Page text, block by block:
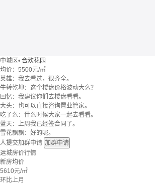
中城区• 合欢花园
均价： 5500元/㎡
英雄：我去看过，很齐全。
牛转乾坤：这个楼盘价格波动大么？
回忆：我建议你们去楼盘看看。
大头：也可以直接咨询置业管家。
吃了么：什么时候大家一起去看看。
蓝天：上周我已经签合同了。
雪花飘飘：好的呢。
人提交加群申请 加群申请
运城房价行情
新房均价
5610元/㎡
环比上月